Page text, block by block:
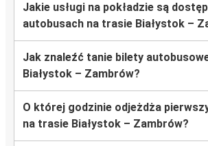
Jakie usługi na pokładzie są
autobusach na trasie Białystok –
Jak znaleźć tanie bilety
Białystok – Zambrów?
O której godzinie odjeżdża
na trasie Białystok – Zambrów?